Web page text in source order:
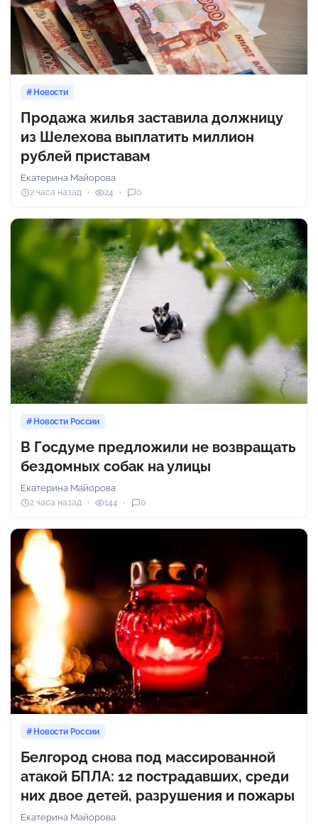
Новости
Продажа жилья заставила должницу
из Шелехова выплатить миллион
рублей приставам
Екатерина Майорова
2 часа назад 24 0
Новости России
В Госдуме предложили не возвращать
бездомных собак на улицы
Екатерина Майорова
2 часа назад 144 0
Новости России
Белгород снова под массированной
атакой БПЛА: 12 пострадавших, среди
них двое детей, разрушения и пожары
Екатерина Майорова